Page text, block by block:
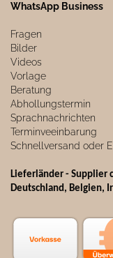
WhatsApp Business
Fragen
Bilder
Videos
Vorlage
Beratung
Abhollungstermin
Sprachnachrichten
Terminveeinbarung
Schnellversand oder
Lieferländer - Supplier
Deutschland, Belgien,